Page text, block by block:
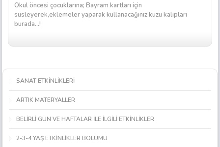
Okul öncesi çocuklarına; Bayram kartları için
süsleyerek,eklemeler yaparak kullanacağınız kuzu kalıpları
burada…!
SANAT ETKİNLİKLERİ
ARTIK MATERYALLER
BELİRLİ GÜN VE HAFTALAR İLE İLGİLİ ETKİNLİKLER
2-3-4 YAŞ ETKİNLİKLER BÖLÜMÜ